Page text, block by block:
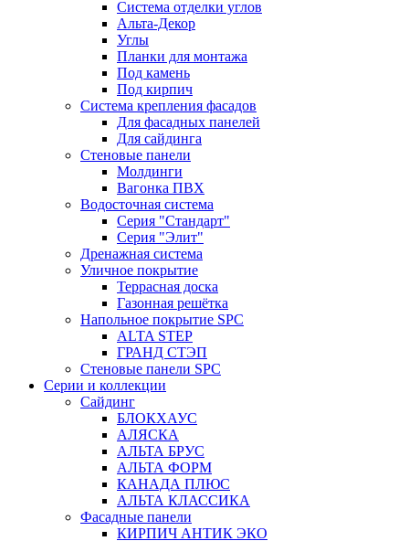
Система отделки углов
Альта-Декор
Углы
Планки для монтажа
Под камень
Под кирпич
Система крепления фасадов
Для фасадных панелей
Для сайдинга
Стеновые панели
Молдинги
Вагонка ПВХ
Водосточная система
Серия "Стандарт"
Серия "Элит"
Дренажная система
Уличное покрытие
Террасная доска
Газонная решётка
Напольное покрытие SPC
ALTA STEP
ГРАНД СТЭП
Стеновые панели SPC
Серии и коллекции
Сайдинг
БЛОКХАУС
АЛЯСКА
АЛЬТА БРУС
АЛЬТА ФОРМ
КАНАДА ПЛЮС
АЛЬТА КЛАССИКА
Фасадные панели
КИРПИЧ АНТИК ЭКО